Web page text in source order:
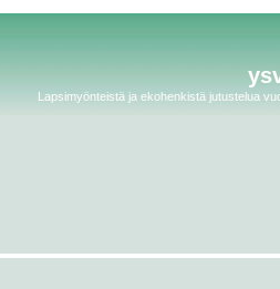
Lapsimyönteistä ja ekohenkistä jutustelua